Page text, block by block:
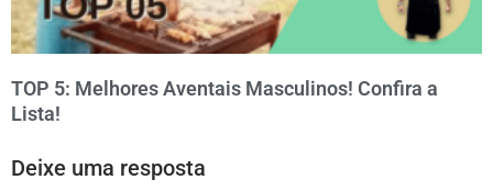
TOP 5: Melhores Aventais Masculinos! Confira a
Lista!
Deixe uma resposta